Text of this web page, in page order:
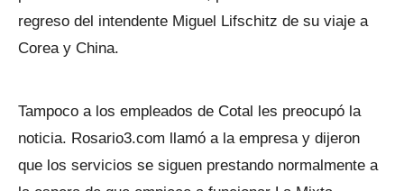
regreso del intendente Miguel Lifschitz de su viaje a
Corea y China.
Tampoco a los empleados de Cotal les preocupó la
noticia. Rosario3.com llamó a la empresa y dijeron
que los servicios se siguen prestando normalmente a